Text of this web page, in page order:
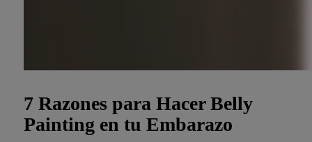
7 Razones para Hacer Belly
Painting en tu Embarazo